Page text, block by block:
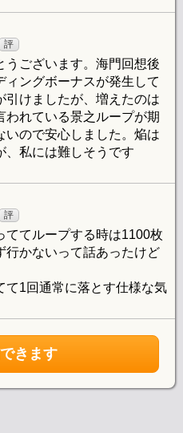
評
うございます。海門回想後
ングボーナスが発生して
引けましたが、増えたのは
われている景之ループが期
いので安心しました。焔は
、私には難しそうです
評
ててループする時は1100枚
行かないって話あったけど
て1回通常に落とす仕様な気
きます